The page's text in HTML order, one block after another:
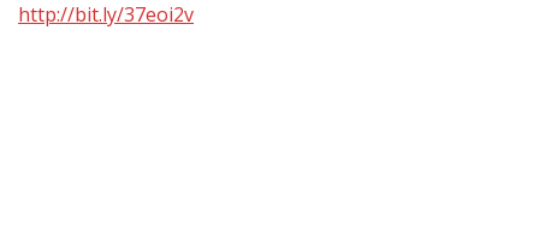
http://bit.ly/37eoi2v